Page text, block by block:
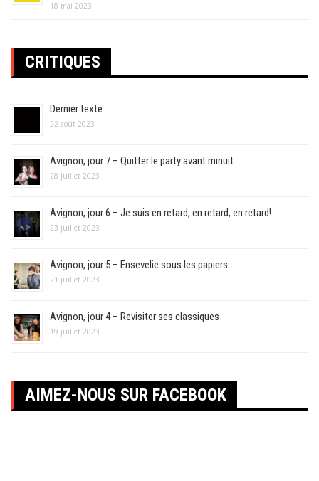
18 mai 2023
CRITIQUES
Dernier texte
22 août 2023
Avignon, jour 7 – Quitter le party avant minuit
28 juillet 2023
Avignon, jour 6 – Je suis en retard, en retard, en retard!
23 juillet 2023
Avignon, jour 5 – Ensevelie sous les papiers
21 juillet 2023
Avignon, jour 4 – Revisiter ses classiques
19 juillet 2023
AIMEZ-NOUS SUR FACEBOOK